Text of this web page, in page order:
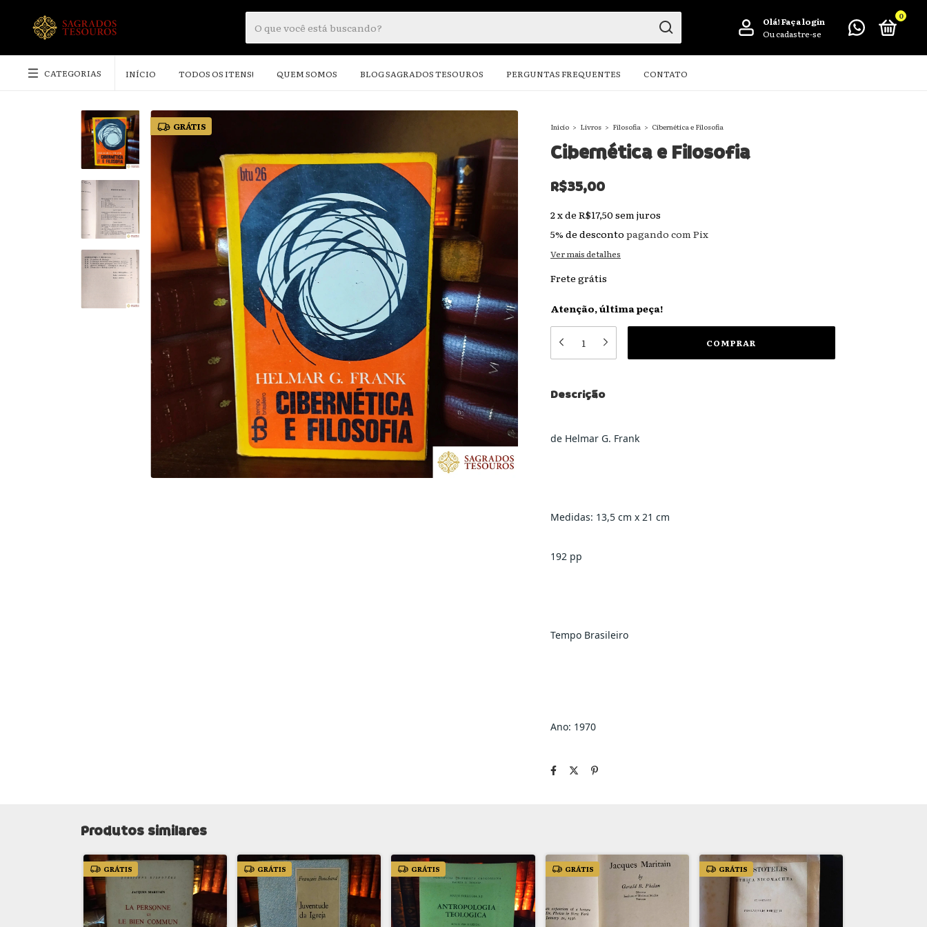
Olá!Faça login
Ou cadastre-se
0
CATEGORIAS INÍCIO TODOS OS ITENS! QUEM SOMOS BLOG SAGRADOS TESOUROS PERGUNTAS FREQUENTES CONTATO
GRÁTIS Início > Livros > Filosofia > Cibernética e Filosofia
Cibernética e Filosofia
R$35,00
2xde R$17,50 sem juros
5% de desconto pagando com Pix
Ver mais detalhes
Frete grátis
Atenção, última peça!
Descrição
de Helmar G. Frank
Medidas: 13,5 cm x 21 cm
192 pp
Tempo Brasileiro
Ano: 1970
Produtos similares
GRÁTIS GRÁTIS GRÁTIS GRÁTIS GRÁTIS